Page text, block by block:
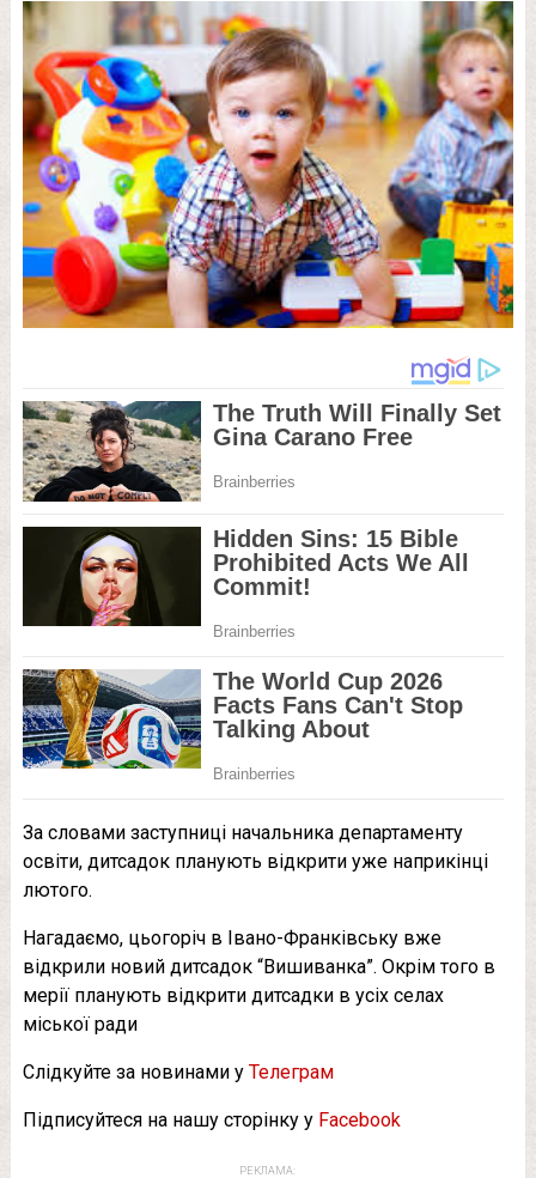
За словами заступниці начальника департаменту
освіти, дитсадок планують відкрити уже наприкінці
лютого.
Нагадаємо, цьогоріч в Івано-Франківську вже
відкрили новий дитсадок “Вишиванка”. Окрім того в
мерії планують відкрити дитсадки в усіх селах
міської ради
Слідкуйте за новинами у Телеграм
Підписуйтеся на нашу сторінку у Facebook
РЕКЛАМА: